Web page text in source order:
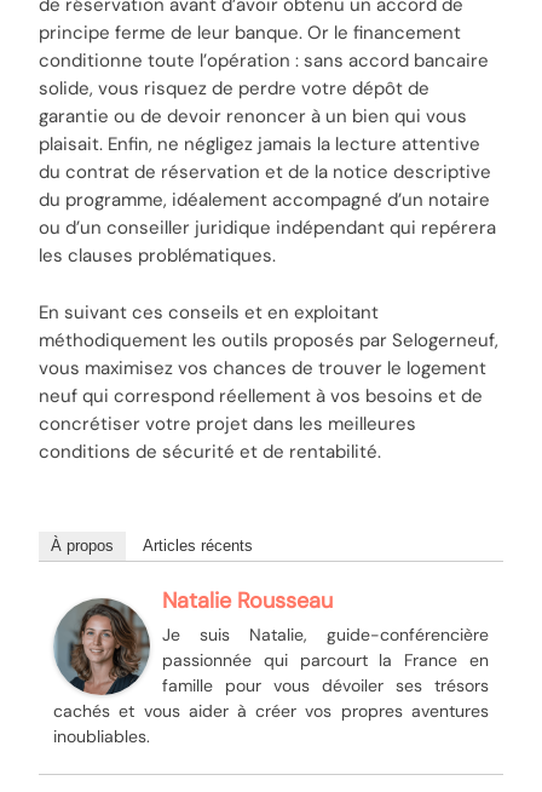
principe ferme de leur banque. Or le financement
conditionne toute l’opération : sans accord bancaire
solide, vous risquez de perdre votre dépôt de
garantie ou de devoir renoncer à un bien qui vous
plaisait. Enfin, ne négligez jamais la lecture attentive
du contrat de réservation et de la notice descriptive
du programme, idéalement accompagné d’un notaire
ou d’un conseiller juridique indépendant qui repérera
les clauses problématiques.
En suivant ces conseils et en exploitant
méthodiquement les outils proposés par Selogerneuf,
vous maximisez vos chances de trouver le logement
neuf qui correspond réellement à vos besoins et de
concrétiser votre projet dans les meilleures
conditions de sécurité et de rentabilité.
À propos Articles récents
Natalie Rousseau
Je suis Natalie, guide-conférencière
passionnée qui parcourt la France en
famille pour vous dévoiler ses trésors
cachés et vous aider à créer vos propres aventures
inoubliables.